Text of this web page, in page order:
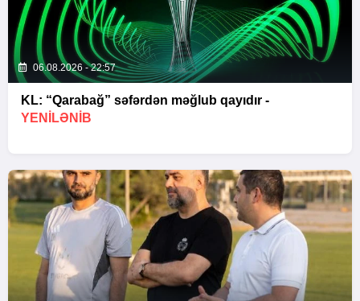
06.08.2026 - 22:57
KL: “Qarabağ” səfərdən məğlub qayıdır -
YENİLƏNİB